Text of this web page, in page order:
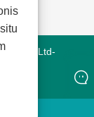
Co., Ltd-
Lan